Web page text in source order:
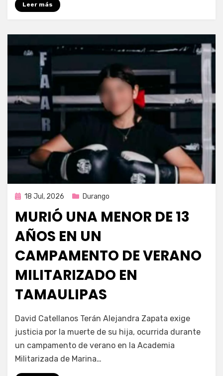
Leer más
Publicada
18 Jul, 2026 Durango
MURIÓ UNA MENOR DE 13
AÑOS EN UN
CAMPAMENTO DE VERANO
MILITARIZADO EN
TAMAULIPAS
por Fernando Miranda Servín
David Catellanos Terán Alejandra Zapata exige
justicia por la muerte de su hija, ocurrida durante
un campamento de verano en la Academia
Militarizada de Marina…